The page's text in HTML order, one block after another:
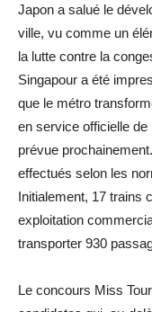
Japon a salué le
ville, vu comme un
la lutte contre la
Singapour a été
que le métro
en service officielle de
prévue
effectués selon les
Initialement, 17 trains
exploitation
transporter 930
Le concours Miss